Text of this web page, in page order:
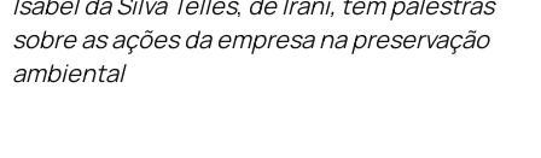
sobre as ações da empresa na preservação
ambiental